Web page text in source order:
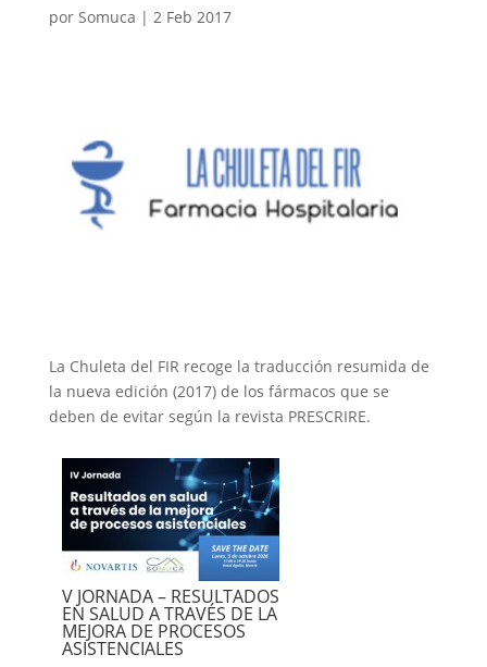
por Somuca | 2 Feb 2017
La Chuleta del FIR recoge la traducción resumida de
la nueva edición (2017) de los fármacos que se
deben de evitar según la revista PRESCRIRE.
V JORNADA – RESULTADOS
EN SALUD A TRAVÉS DE LA
MEJORA DE PROCESOS
ASISTENCIALES